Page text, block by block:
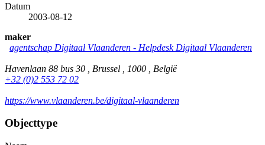
Datum
2003-08-12
maker
agentschap Digitaal Vlaanderen - Helpdesk Digitaal Vlaanderen
Havenlaan 88 bus 30 , Brussel , 1000 , België
+32 (0)2 553 72 02
https://www.vlaanderen.be/digitaal-vlaanderen
Objecttype